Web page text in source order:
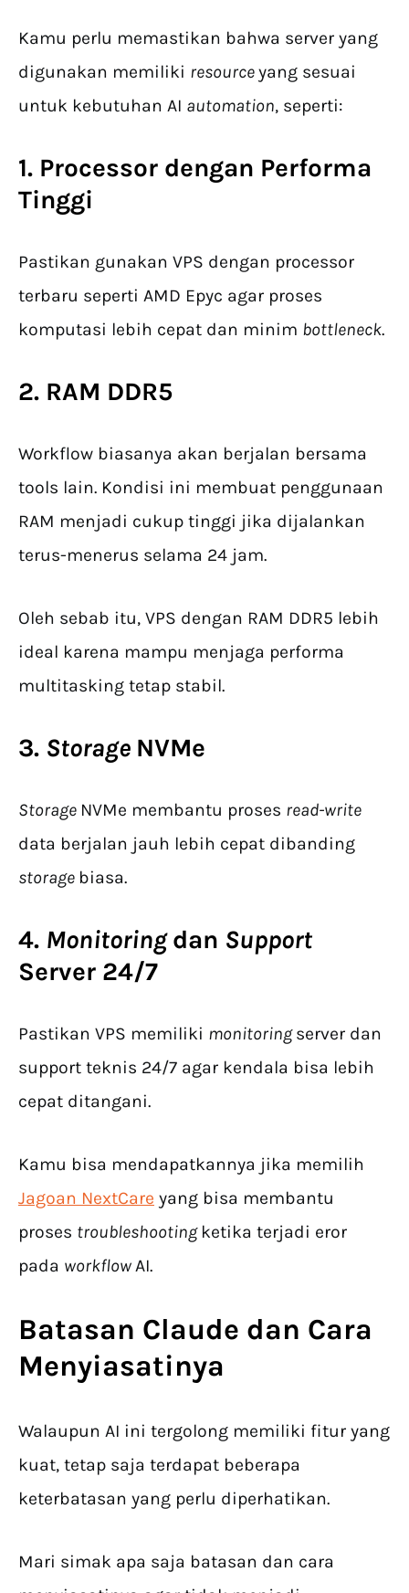
Kamu perlu memastikan bahwa server yang
digunakan memiliki resourceyang sesuai
untuk kebutuhan AI automation, seperti:
1. Processor dengan Performa
Tinggi
Pastikan gunakan VPS dengan processor
terbaru seperti AMD Epyc agar proses
komputasi lebih cepat dan minim bottleneck.
2. RAM DDR5
Workflow biasanya akan berjalan bersama
tools lain. Kondisi ini membuat penggunaan
RAM menjadi cukup tinggi jika dijalankan
terus-menerus selama 24 jam.
Oleh sebab itu, VPS dengan RAM DDR5 lebih
ideal karena mampu menjaga performa
multitasking tetap stabil.
3. Storage NVMe
Storage NVMe membantu proses read-write
data berjalan jauh lebih cepat dibanding
storage biasa.
4. Monitoringdan Support
Server 24/7
Pastikan VPS memiliki monitoringserver dan
support teknis 24/7 agar kendala bisa lebih
cepat ditangani.
Kamu bisa mendapatkannya jika memilih
Jagoan NextCare yang bisa membantu
proses troubleshooting ketika terjadi eror
pada workflowAI.
Batasan Claude dan Cara
Menyiasatinya
Walaupun AI ini tergolong memiliki fitur yang
kuat, tetap saja terdapat beberapa
keterbatasan yang perlu diperhatikan.
Mari simak apa saja batasan dan cara